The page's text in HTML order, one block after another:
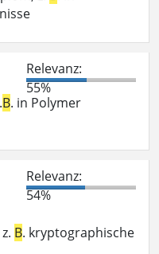
Relevanz:
55%
B. in Polymer
Relevanz:
54%
B. kryptographische